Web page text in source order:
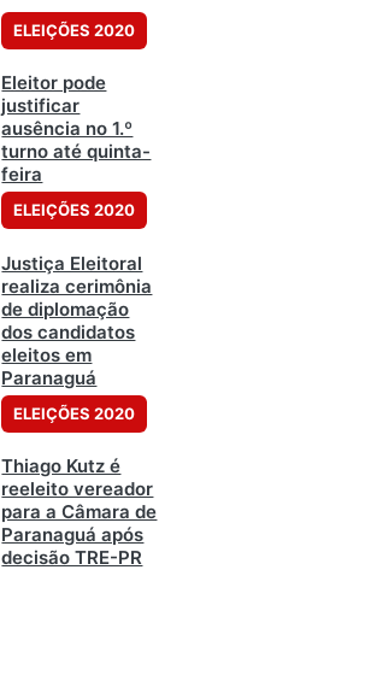
ELEIÇÕES 2020
Eleitor pode
justificar
ausência no 1.º
turno até quinta-
feira
ELEIÇÕES 2020
Justiça Eleitoral
realiza cerimônia
de diplomação
dos candidatos
eleitos em
Paranaguá
ELEIÇÕES 2020
Thiago Kutz é
reeleito vereador
para a Câmara de
Paranaguá após
decisão TRE-PR